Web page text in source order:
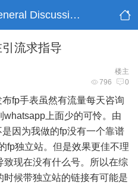
综合讨论区: General Discussion
流求指导
楼主
796 0
fp手表虽然有流量每天咨询
上面少的可怜。由
因为我做的fp没有一个靠谱
fp独立站。但是效果更佳不理
现在没有什么号。所以在综
候带独立站的链接有可能是